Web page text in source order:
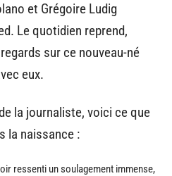
et Grégoire Ludig
Le quotidien reprend,
sur ce nouveau-né
eux.
la journaliste, voici ce que
la naissance :
ressenti un soulagement immense,